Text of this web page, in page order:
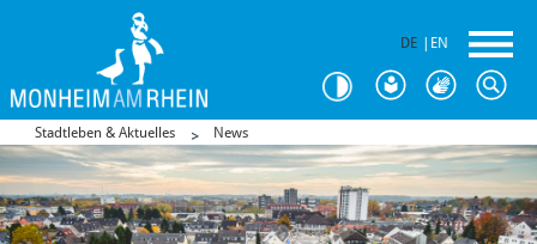
DE EN
Stadtleben & Aktuelles News